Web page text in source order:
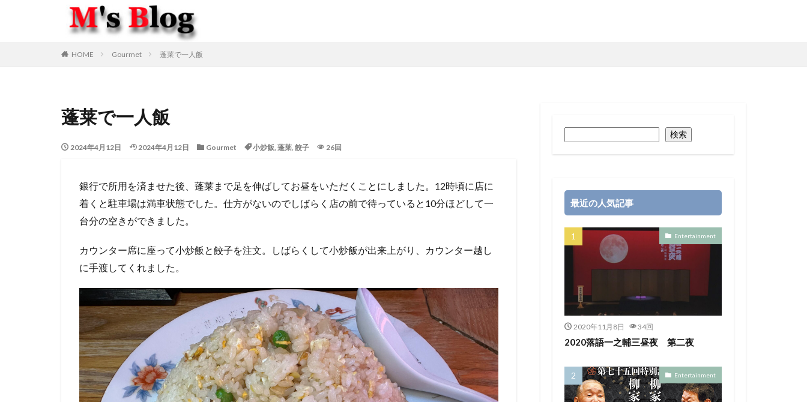
HOME Gourmet 蓬莱で一人飯
蓬莱で一人飯
2024年4月12日 2024年4月12日 Gourmet 小炒飯, 蓬莱, 餃子 26回
銀行で所用を済ませた後、蓬莱まで足を伸ばしてお昼をいただくことにしました。12時頃に店に
着くと駐車場は満車状態でした。仕方がないのでしばらく店の前で待っていると10分ほどして一
台分の空きができました。
カウンター席に座って小炒飯と餃子を注文。しばらくして小炒飯が出来上がり、カウンター越し
に手渡してくれました。
検索
最近の人気記事
Entertainment
2020年11月8日 34回
2020落語一之輔三昼夜 第二夜
Entertainment